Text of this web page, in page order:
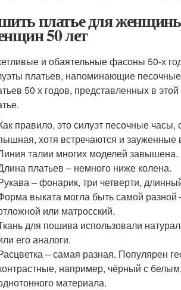
платье для
50 лет
и обаятельные фасоны 50-х
платьев, напоминающие
50 х годов, представленных в
правило, это силуэт песочные
хотя встречаются и
талии многих моделей завышена.
платьев – немного ниже колена.
– фонарик, три четверти,
выката могла быть самой разной
или матросский.
для пошива использовали
его аналоги.
– самая разная. Популярен
например, чёрный с
материала.